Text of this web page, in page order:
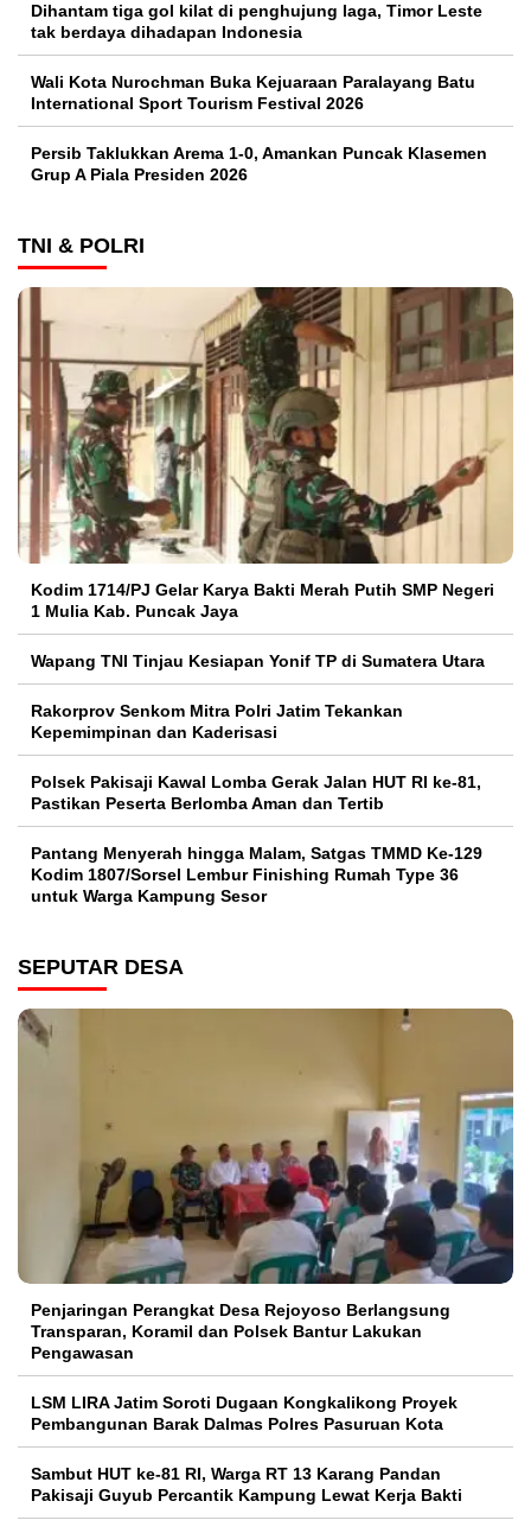
Dihantam tiga gol kilat di penghujung laga, Timor Leste
tak berdaya dihadapan Indonesia
Wali Kota Nurochman Buka Kejuaraan Paralayang Batu
International Sport Tourism Festival 2026
Persib Taklukkan Arema 1-0, Amankan Puncak Klasemen
Grup A Piala Presiden 2026
TNI & POLRI
Kodim 1714/PJ Gelar Karya Bakti Merah Putih SMP Negeri
1 Mulia Kab. Puncak Jaya
Wapang TNI Tinjau Kesiapan Yonif TP di Sumatera Utara
Rakorprov Senkom Mitra Polri Jatim Tekankan
Kepemimpinan dan Kaderisasi
Polsek Pakisaji Kawal Lomba Gerak Jalan HUT RI ke-81,
Pastikan Peserta Berlomba Aman dan Tertib
Pantang Menyerah hingga Malam, Satgas TMMD Ke-129
Kodim 1807/Sorsel Lembur Finishing Rumah Type 36
untuk Warga Kampung Sesor
SEPUTAR DESA
Penjaringan Perangkat Desa Rejoyoso Berlangsung
Transparan, Koramil dan Polsek Bantur Lakukan
Pengawasan
LSM LIRA Jatim Soroti Dugaan Kongkalikong Proyek
Pembangunan Barak Dalmas Polres Pasuruan Kota
Sambut HUT ke-81 RI, Warga RT 13 Karang Pandan
Pakisaji Guyub Percantik Kampung Lewat Kerja Bakti